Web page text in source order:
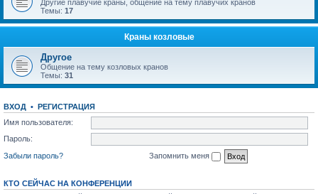
Другие плавучие краны, общение на тему плавучих кранов
Темы: 17
Краны козловые
Другое
Общение на тему козловых кранов
Темы: 31
ВХОД • РЕГИСТРАЦИЯ
Имя пользователя:
Пароль:
Забыли пароль?
Запомнить меня
КТО СЕЙЧАС НА КОНФЕРЕНЦИИ